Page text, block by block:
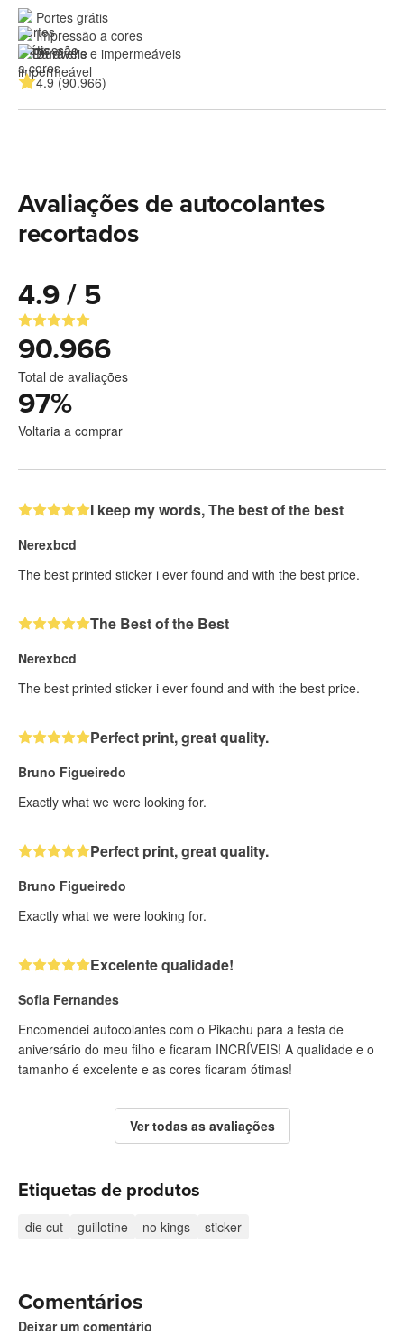
Portes grátis
Impressão a cores
Duráveis e impermeáveis
4.9 (90.966)
Avaliações de autocolantes
recortados
4.9 / 5
90.966
Total de avaliações
97%
Voltaria a comprar
I keep my words, The best of the best
Nerexbcd
The best printed sticker i ever found and with the best price.
The Best of the Best
Nerexbcd
The best printed sticker i ever found and with the best price.
Perfect print, great quality.
Bruno Figueiredo
Exactly what we were looking for.
Perfect print, great quality.
Bruno Figueiredo
Exactly what we were looking for.
Excelente qualidade!
Sofia Fernandes
Encomendei autocolantes com o Pikachu para a festa de
aniversário do meu filho e ficaram INCRÍVEIS! A qualidade e o
tamanho é excelente e as cores ficaram ótimas!
Ver todas as avaliações
Etiquetas de produtos
die cut guillotine no kings sticker
Comentários
Deixar um comentário